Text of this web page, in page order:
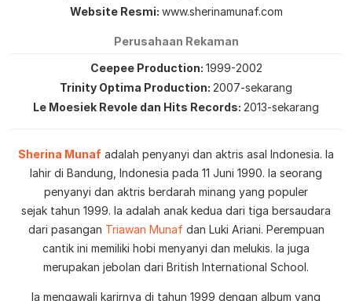
Website Resmi www.sherinamunaf.com
Perusahaan Rekaman
Ceepee Production 1999-2002
Trinity Optima Production 2007-sekarang
Le Moesiek Revole dan Hits Records 2013-sekarang
Sherina Munaf adalah penyanyi dan aktris asal Indonesia. Ia
lahir di Bandung, Indonesia pada 11 Juni 1990. Ia seorang
penyanyi dan aktris berdarah minang yang populer
sejak tahun 1999. Ia adalah anak kedua dari tiga bersaudara
dari pasangan Triawan Munafdan Luki Ariani. Perempuan
cantik ini memiliki hobi menyanyi dan melukis. Ia juga
merupakan jebolan dari British International School.
Ia mengawali karirnya di tahun 1999 dengan album yang